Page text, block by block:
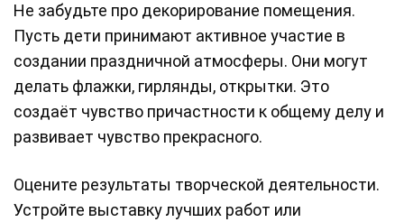
Не забудьте про декорирование помещения.
Пусть дети принимают активное участие в
создании праздничной атмосферы. Они могут
делать флажки, гирлянды, открытки. Это
создаёт чувство причастности к общему делу и
развивает чувство прекрасного.
Оцените результаты творческой деятельности.
Устройте выставку лучших работ или